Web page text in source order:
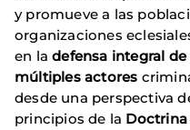
y promueve a las
organizaciones
en ladefensa integral
múltiples actores
desde una perspectiva
principios de la Doctrina